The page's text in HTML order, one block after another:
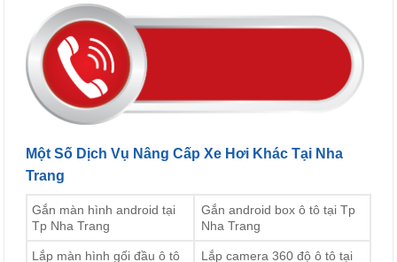
Một Số Dịch Vụ Nâng Cấp Xe Hơi Khác Tại Nha
Trang
Gắn màn hình android tại
Tp Nha Trang
Gắn android box ô tô tại Tp
Nha Trang
Lắp màn hình gối đầu ô tô
Lắp camera 360 độ ô tô tại